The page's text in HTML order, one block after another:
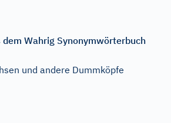
Wahrig Synonymwörterbuch
und andere Dummköpfe